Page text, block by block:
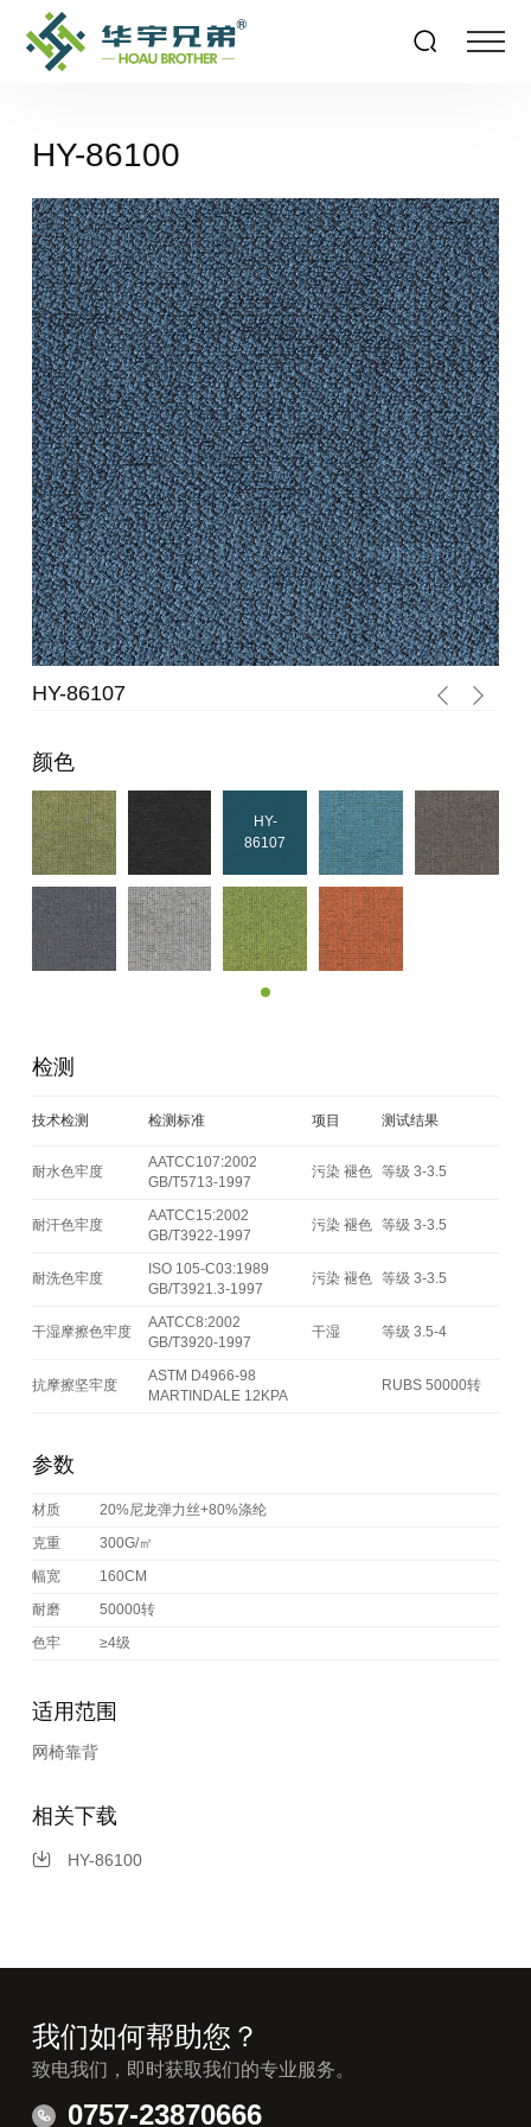
HY-86100
HY-86107
颜色
HY-
86107
检测
技术检测 检测标准 项目 测试结果
耐水色牢度
AATCC107:2002
GB/T5713-1997
污染 褪色 等级 3-3.5
耐汗色牢度
AATCC15:2002
GB/T3922-1997
污染 褪色 等级 3-3.5
耐洗色牢度
ISO 105-C03:1989
GB/T3921.3-1997
污染 褪色 等级 3-3.5
干湿摩擦色牢度
AATCC8:2002
GB/T3920-1997
干湿 等级 3.5-4
抗摩擦坚牢度
ASTM D4966-98
MARTINDALE 12KPA
RUBS 50000转
参数
材质
20%尼龙弹力丝+80%涤纶
克重
300G/㎡
幅宽
160CM
耐磨
50000转
色牢
≥4级
适用范围
网椅靠背
相关下载
HY-86100
我们如何帮助您？
致电我们，即时获取我们的专业服务。
0757-23870666